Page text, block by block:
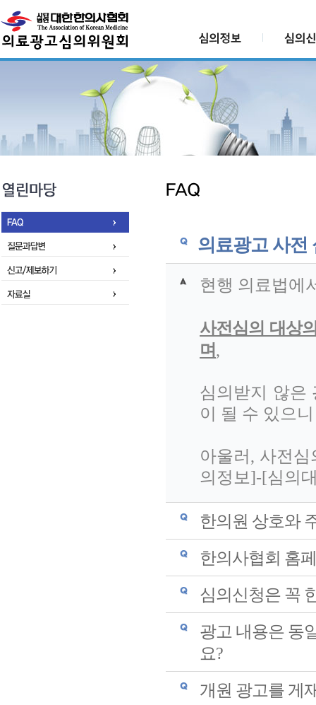
의료광고 사전
현행 의료법에
사전심의 대상
며,
심의받지 않은
이 될 수 있으
아울러, 사전
의정보]-[심의
한의원 상호와
한의사협회 홈
심의신청은 꼭
광고 내용은 동
요?
개원 광고를 게